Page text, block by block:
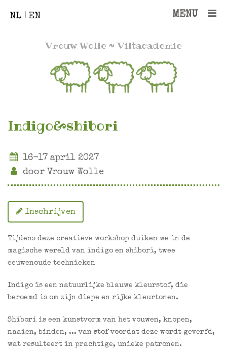
Vrouw Wolle ~ Viltacademie
NL | EN MENU
Indigo&shibori
16-17 april 2027
door Vrouw Wolle
Inschrijven
Tijdens deze creatieve workshop duiken we in de
magische wereld van indigo en shibori, twee
eeuwenoude technieken
Indigo is een natuurlijke blauwe kleurstof, die
beroemd is om zijn diepe en rijke kleurtonen.
Shibori is een kunstvorm van het vouwen, knopen,
naaien, binden, ... van stof voordat deze wordt geverfd,
wat resulteert in prachtige, unieke patronen.